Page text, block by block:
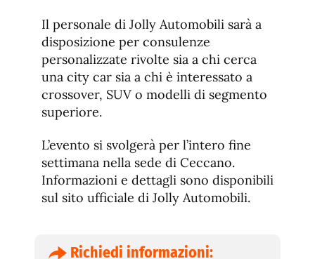
Il personale di Jolly Automobili sarà a
disposizione per consulenze
personalizzate rivolte sia a chi cerca
una city car sia a chi è interessato a
crossover, SUV o modelli di segmento
superiore.
L’evento si svolgerà per l’intero fine
settimana nella sede di Ceccano.
Informazioni e dettagli sono disponibili
sul sito ufficiale di Jolly Automobili.
Richiedi informazioni: